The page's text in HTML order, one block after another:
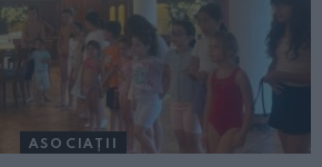
ASOCIAŢII